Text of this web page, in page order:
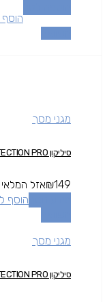
הוסף
מגני מסך
סיליקון PRIVACY MATTE HD PROTECTION PRO
₪149
אזל המלאי
הוסף
מגני מסך
סיליקון PRIVACY MATTE HD PROTECTION PRO